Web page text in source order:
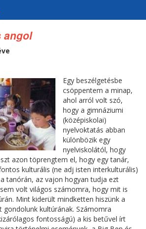
angol
Egy beszélgetésbe
csöppentem a minap,
ahol arról volt szó,
hogy a gimnáziumi
(középiskolai)
nyelvoktatás abban
különbözik egy
nyelviskolától, hogy
azon töprengtem el, hogy egy tanár,
kulturális (ne adj isten interkulturális)
tanórán, az vajon hogyan tudja ezt
volt világos számomra, hogy mit is
Mint kiderült mindketten hiszünk a
gondolunk kultúrának. Számomra
fontosságú) a kis betűvel írt